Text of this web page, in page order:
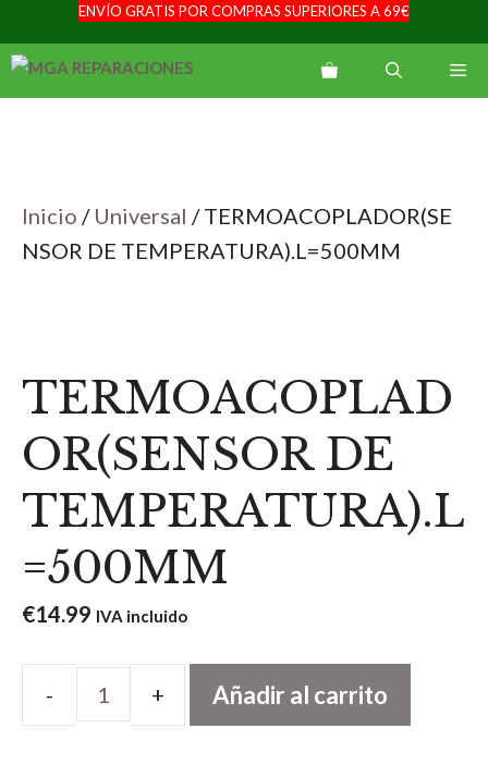
al
ENVÍO GRATIS POR COMPRAS SUPERIORES A 69€
Inicio / Universal / TERMOACOPLADOR(SE
NSOR DE TEMPERATURA).L=500MM
TERMOACOPLAD
OR(SENSOR DE
TEMPERATURA).L
=500MM
€14.99 IVA incluido
Añadir al carrito